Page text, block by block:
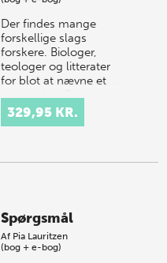
Der findes mange
forskellige slags
forskere. Biologer,
teologer og litterater
for blot at nævne et
par stykker. De
studerer vidt
forskellige
329,95 KR.
Spørgsmål
Af Pia Lauritzen
(bog + e-bog)